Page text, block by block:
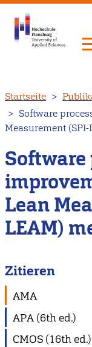
zum
Inhalt
Startseite
Software
Measurement
Software
Lean
LEAM)
Zitieren
AMA
APA (6th ed.)
CMOS (16th ed.)